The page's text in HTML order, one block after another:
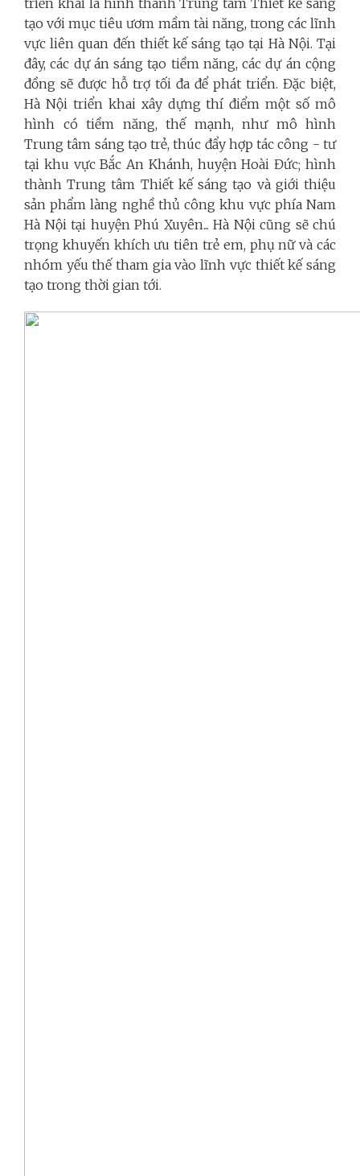
tạo với mục tiêu ươm mầm tài năng, trong các lĩnh
vực liên quan đến thiết kế sáng tạo tại Hà Nội. Tại
đây, các dự án sáng tạo tiềm năng, các dự án cộng
đồng sẽ được hỗ trợ tối đa để phát triển. Đặc biệt,
Hà Nội triển khai xây dựng thí điểm một số mô
hình có tiềm năng, thế mạnh, như mô hình
Trung tâm sáng tạo trẻ, thúc đẩy hợp tác công - tư
tại khu vực Bắc An Khánh, huyện Hoài Đức; hình
thành Trung tâm Thiết kế sáng tạo và giới thiệu
sản phẩm làng nghề thủ công khu vực phía Nam
Hà Nội tại huyện Phú Xuyên... Hà Nội cũng sẽ chú
trọng khuyến khích ưu tiên trẻ em, phụ nữ và các
nhóm yếu thế tham gia vào lĩnh vực thiết kế sáng
tạo trong thời gian tới.